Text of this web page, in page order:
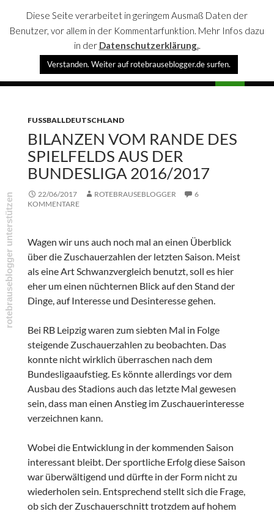
rotebrauseblogger
SPRINGE
FUSSBALLDEUTSCHLAND
BILANZEN VOM RANDE DES
SPIELFELDS AUS DER
BUNDESLIGA 2016/2017
22/06/2017 ROTEBRAUSEBLOGGER
6
KOMMENTARE
Wagen wir uns auch noch mal an einen Überblick
über die Zuschauerzahlen der letzten Saison. Meist
als eine Art Schwanzvergleich benutzt, soll es hier
eher um einen nüchternen Blick auf den Stand der
Dinge, auf Interesse und Desinteresse gehen.
Bei RB Leipzig waren zum siebten Mal in Folge
steigende Zuschauerzahlen zu beobachten. Das
konnte nicht wirklich überraschen nach dem
Bundesligaaufstieg. Es könnte allerdings vor dem
Ausbau des Stadions auch das letzte Mal gewesen
sein, dass man einen Anstieg im Zuschauerinteresse
verzeichnen kann.
Wobei die Entwicklung in der kommenden Saison
interessant bleibt. Der sportliche Erfolg diese Saison
war überwältigend und dürfte in der Form nicht zu
wiederholen sein. Entsprechend stellt sich die Frage,
ob sich der Zuschauerschnitt trotzdem auf hohem
Diese Seite verarbeitet in geringem Ausmaß Daten der
Benutzer, vor allem in der Kommentarfunktion. Mehr Infos dazu
in der Datenschutzerklärung..
Verstanden. Weiter auf rotebrauseblogger.de surfen.
rotebrauseblogger unterstützen